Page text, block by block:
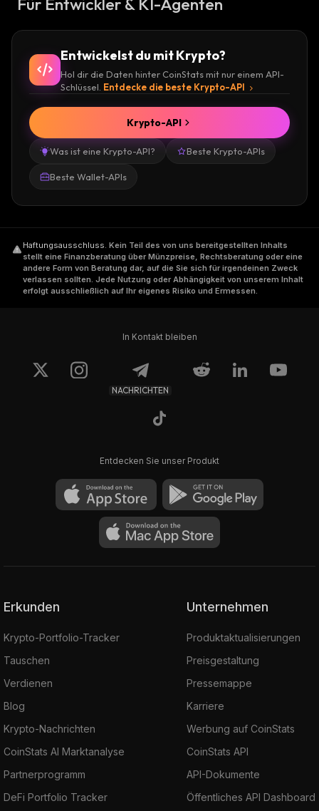
Entwickelst du mit Krypto?
Hol dir die Daten hinter CoinStats mit nur einem API-
Schlüssel. Entdecke die beste Krypto-API
Was ist eine Krypto-API? Beste Krypto-APIs
Beste Wallet-APIs
Krypto-API
Haftungsausschluss. Kein Teil des von uns bereitgestellten Inhalts
stellt eine Finanzberatung über Münzpreise, Rechtsberatung oder eine
andere Form von Beratung dar, auf die Sie sich für irgendeinen Zweck
verlassen sollten. Jede Nutzung oder Abhängigkeit von unserem Inhalt
erfolgt ausschließlich auf Ihr eigenes Risiko und Ermessen.
In Kontakt bleiben
NACHRICHTEN
Entdecken Sie unser Produkt
Erkunden
Krypto-Portfolio-Tracker
Tauschen
Verdienen
Blog
Krypto-Nachrichten
CoinStats AI Marktanalyse
Partnerprogramm
DeFi Portfolio Tracker
Unternehmen
Produktaktualisierungen
Preisgestaltung
Pressemappe
Karriere
Werbung auf CoinStats
CoinStats API
API-Dokumente
Öffentliches API Dashboard